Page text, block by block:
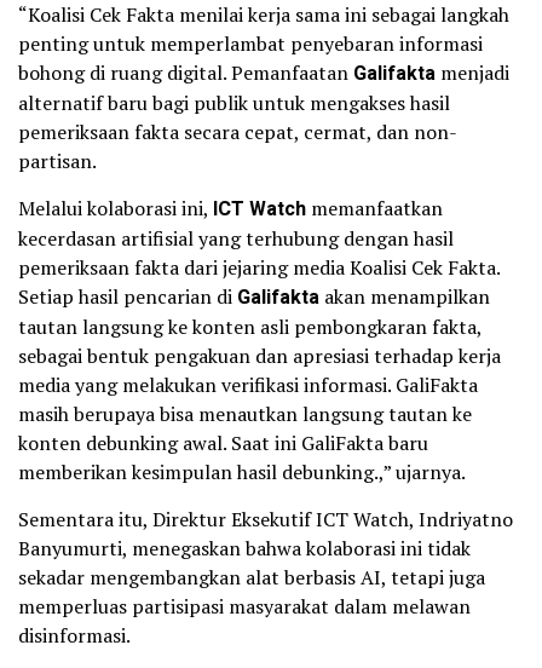
“Koalisi Cek Fakta menilai kerja sama ini sebagai langkah
penting untuk memperlambat penyebaran informasi
bohong di ruang digital. Pemanfaatan Galifakta menjadi
alternatif baru bagi publik untuk mengakses hasil
pemeriksaan fakta secara cepat, cermat, dan non-
partisan.
Melalui kolaborasi ini, ICT Watch memanfaatkan
kecerdasan artifisial yang terhubung dengan hasil
pemeriksaan fakta dari jejaring media Koalisi Cek Fakta.
Setiap hasil pencarian di Galifakta akan menampilkan
tautan langsung ke konten asli pembongkaran fakta,
sebagai bentuk pengakuan dan apresiasi terhadap kerja
media yang melakukan verifikasi informasi. GaliFakta
masih berupaya bisa menautkan langsung tautan ke
konten debunking awal. Saat ini GaliFakta baru
memberikan kesimpulan hasil debunking.,” ujarnya.
Sementara itu, Direktur Eksekutif ICT Watch, Indriyatno
Banyumurti, menegaskan bahwa kolaborasi ini tidak
sekadar mengembangkan alat berbasis AI, tetapi juga
memperluas partisipasi masyarakat dalam melawan
disinformasi.